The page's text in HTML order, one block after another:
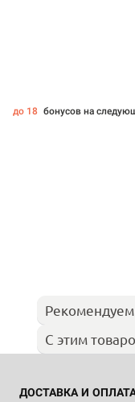
до 18 бонусов на
С этим
ДОСТАВКА И